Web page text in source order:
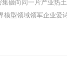
砸向同一片产业热
型领域领军企业爱